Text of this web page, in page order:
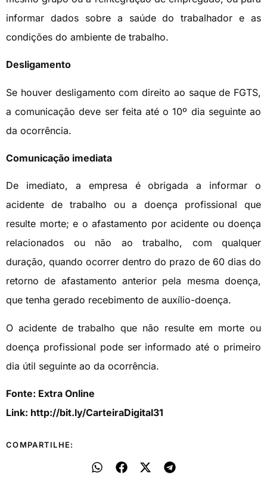
informar dados sobre a saúde do trabalhador e as
condições do ambiente de trabalho.
Desligamento
Se houver desligamento com direito ao saque de FGTS,
a comunicação deve ser feita até o 10º dia seguinte ao
da ocorrência.
Comunicação imediata
De imediato, a empresa é obrigada a informar o
acidente de trabalho ou a doença profissional que
resulte morte; e o afastamento por acidente ou doença
relacionados ou não ao trabalho, com qualquer
duração, quando ocorrer dentro do prazo de 60 dias do
retorno de afastamento anterior pela mesma doença,
que tenha gerado recebimento de auxílio-doença.
O acidente de trabalho que não resulte em morte ou
doença profissional pode ser informado até o primeiro
dia útil seguinte ao da ocorrência.
Fonte: Extra Online
Link: http://bit.ly/CarteiraDigital31
COMPARTILHE: